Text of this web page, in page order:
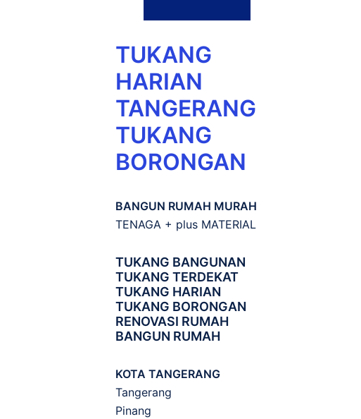
TUKANG
HARIAN
TANGERANG
TUKANG
BORONGAN
BANGUN RUMAH MURAH
TENAGA + plus MATERIAL
TUKANG BANGUNAN
TUKANG TERDEKAT
TUKANG HARIAN
TUKANG BORONGAN
RENOVASI RUMAH
BANGUN RUMAH
KOTA TANGERANG
Tangerang
Pinang